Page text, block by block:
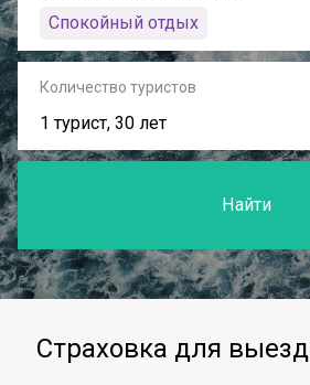
Спокойный отдых
Количество туристов
1 турист, 30 лет
Найти
Страховка для